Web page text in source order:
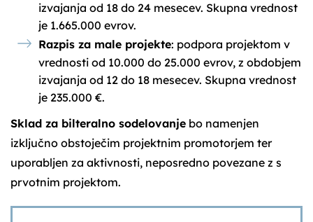
izvajanja od 18 do 24 mesecev. Skupna vrednost
je 1.665.000 evrov.
Razpis za male projekte: podpora projektom v
vrednosti od 10.000 do 25.000 evrov, z obdobjem
izvajanja od 12 do 18 mesecev. Skupna vrednost
je 235.000 €.
Sklad za bilteralno sodelovanje bo namenjen
izključno obstoječim projektnim promotorjem ter
uporabljen za aktivnosti, neposredno povezane z s
prvotnim projektom.